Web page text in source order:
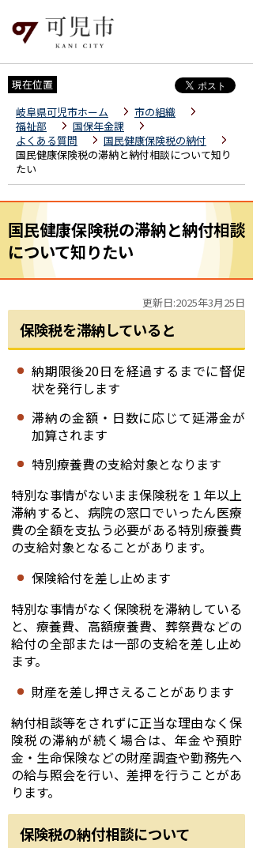
現在位置
岐阜県可児市ホーム
市の組織
福祉部
国保年金課
よくある質問
国民健康保険税の納付
国民健康保険税の滞納と納付相談について知り
たい
国民健康保険税の滞納と納付相談
について知りたい
更新日:2025年3月25日
保険税を滞納していると
納期限後20日を経過するまでに督促
状を発行します
滞納の金額・日数に応じて延滞金が
加算されます
特別療養費の支給対象となります
特別な事情がないまま保険税を１年以上
滞納すると、病院の窓口でいったん医療
費の全額を支払う必要がある特別療養費
の支給対象となることがあります。
保険給付を差し止めます
特別な事情がなく保険税を滞納している
と、療養費、高額療養費、葬祭費などの
給付の全部または一部の支給を差し止め
ます。
財産を差し押さえることがあります
納付相談等をされずに正当な理由なく保
険税の滞納が続く場合は、年金や預貯
金・生命保険などの財産調査や勤務先へ
の給与照会を行い、差押を行うことがあ
ります。
保険税の納付相談について